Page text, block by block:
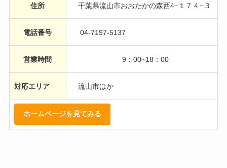
住所 千葉県流山市おおたかの森西4−１７４−３
電話番号 04-7197-5137
営業時間 9：00~18：00
対応エリア 流山市ほか
ホームページを見てみる